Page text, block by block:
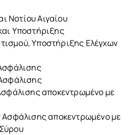
Νοτίου Αιγαίου
Υποστήριξης
Υποστήριξης Ελέγχων
αποκεντρωμένο με
Ασφάλισης αποκεντρωμένο με